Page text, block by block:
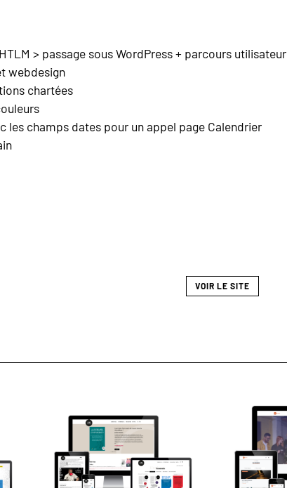
> passage sous WordPress + parcours utilisateur
webdesign
chartées
les champs dates pour un appel page Calendrier
VOIR LE SITE